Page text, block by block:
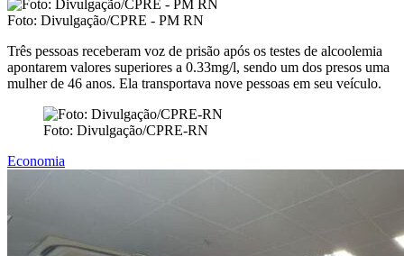
Foto: Divulgação/CPRE - PM RN
Três pessoas receberam voz de prisão após os testes de alcoolemia
apontarem valores superiores a 0.33mg/l, sendo um dos presos uma
mulher de 46 anos. Ela transportava nove pessoas em seu veículo.
Foto: Divulgação/CPRE-RN
Economia